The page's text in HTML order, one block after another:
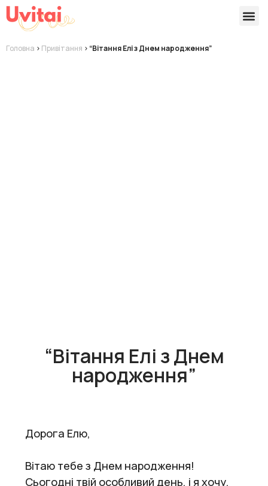
Головна > Привітання > “Вітання Елі з Днем народження”
“Вітання Елі з Днем
народження”
Дорога Елю,
Вітаю тебе з Днем народження!
Сьогодні твій особливий день, і я хочу,